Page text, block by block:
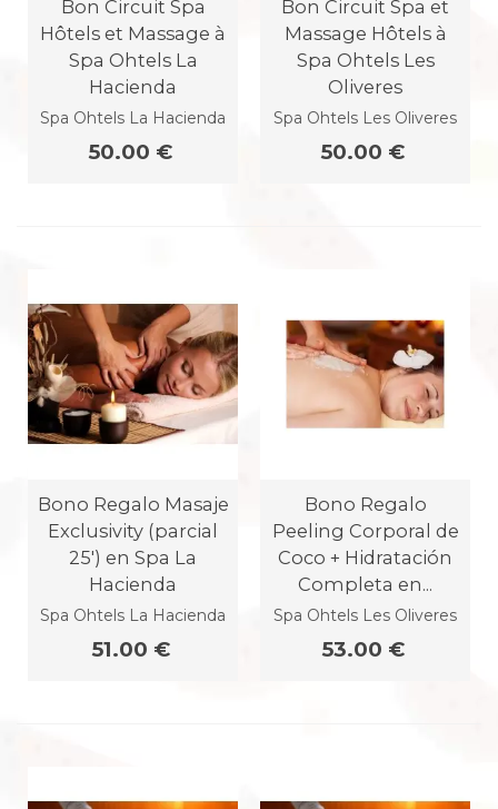
Bon Circuit Spa
Hôtels et Massage à
Spa Ohtels La
Hacienda
Spa Ohtels La Hacienda
50.00 €
Bon Circuit Spa et
Massage Hôtels à
Spa Ohtels Les
Oliveres
Spa Ohtels Les Oliveres
50.00 €
Bono Regalo Masaje
Exclusivity (parcial
25') en Spa La
Hacienda
Spa Ohtels La Hacienda
51.00 €
Bono Regalo
Peeling Corporal de
Coco + Hidratación
Completa en...
Spa Ohtels Les Oliveres
53.00 €